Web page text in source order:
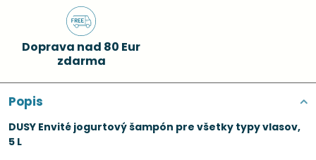
Doprava nad 80 Eur
zdarma
Popis
DUSY Envité jogurtový šampón pre všetky typy vlasov,
5 L